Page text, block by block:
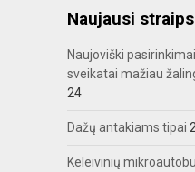
Naujausi
Naujoviški
sveikatai mažiau
24
Dažų antakiams tipai
Keleivinių